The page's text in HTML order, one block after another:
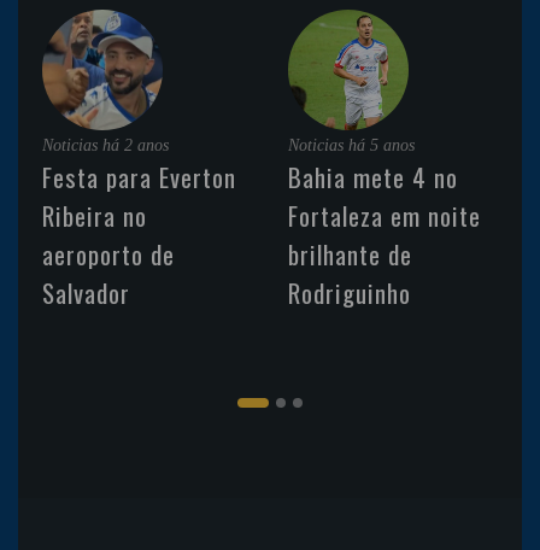
Noticias há 2 anos
Festa para Everton
Ribeira no
aeroporto de
Salvador
Noticias há 5 anos
Bahia mete 4 no
Fortaleza em noite
brilhante de
Rodriguinho